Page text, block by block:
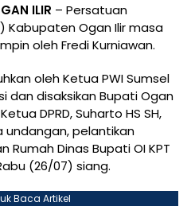
ILIR – Persatuan
Kabupaten Ogan Ilir masa
oleh Fredi Kurniawan.
oleh Ketua PWI Sumsel
dan disaksikan Bupati Ogan
DPRD, Suharto HS SH,
undangan, pelantikan
Rumah Dinas Bupati OI KPT
(26/07) siang.
Baca Artikel